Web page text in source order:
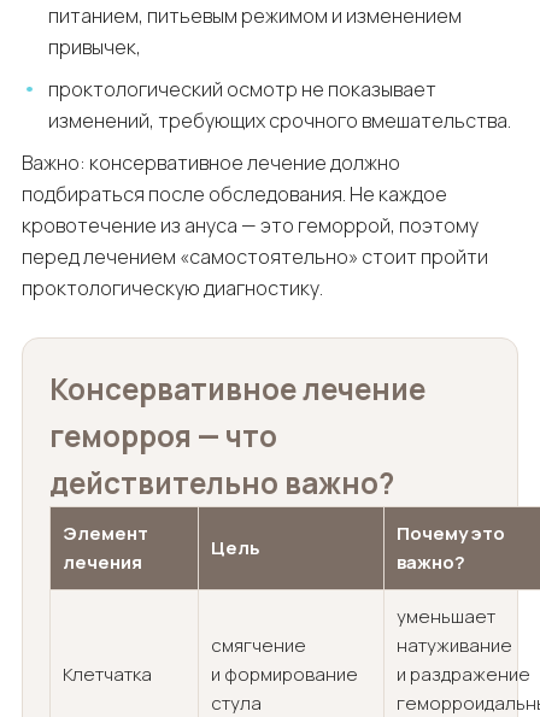
питанием, питьевым режимом и изменением
привычек,
проктологический осмотр не показывает
изменений, требующих срочного вмешательства.
Важно: консервативное лечение должно
подбираться после обследования. Не каждое
кровотечение из ануса — это геморрой, поэтому
перед лечением «самостоятельно» стоит пройти
проктологическую диагностику.
Консервативное лечение
геморроя — что
действительно важно?
Элемент
лечения
Цель
Почему это
важно?
Клетчатка
смягчение
и формирование
стула
уменьшает
натуживание
и раздражение